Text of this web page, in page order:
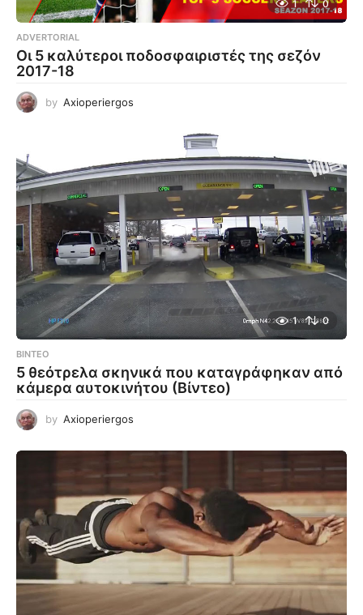
1 0
ADVERTORIAL
Οι 5 καλύτεροι ποδοσφαιριστές της σεζόν
2017-18
by Axioperiergos
1 0
ΒΊΝΤΕΟ
5 θεότρελα σκηνικά που καταγράφηκαν από
κάμερα αυτοκινήτου (Βίντεο)
by Axioperiergos